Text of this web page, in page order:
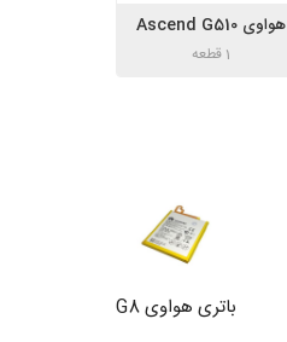
هواوی Ascend G510
1 قطعه
باتری هواوی G8